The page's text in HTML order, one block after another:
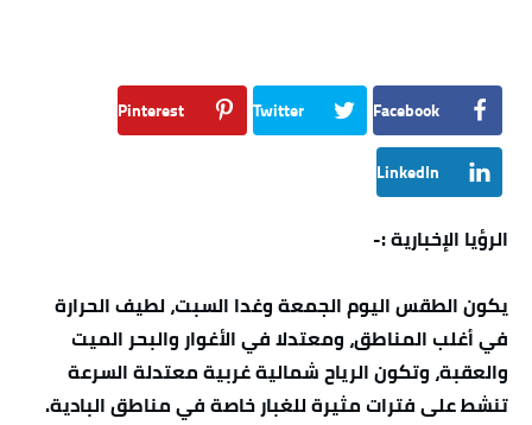
Facebook
Twitter
Pinterest
LinkedIn
الرؤيا الإخبارية :-
يكون الطقس اليوم الجمعة وغدا السبت، لطيف الحرارة
في أغلب المناطق، ومعتدلا في الأغوار والبحر الميت
والعقبة، وتكون الرياح شمالية غربية معتدلة السرعة
تنشط على فترات مثيرة للغبار خاصة في مناطق البادية.